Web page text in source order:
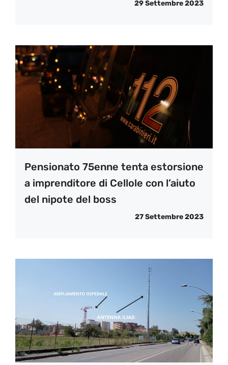
29 Settembre 2023
Pensionato 75enne tenta estorsione
a imprenditore di Cellole con l’aiuto
del nipote del boss
27 Settembre 2023